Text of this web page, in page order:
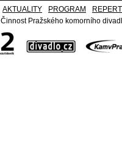
AKTUALITY PROGRAM
Činnost Pražského komorního